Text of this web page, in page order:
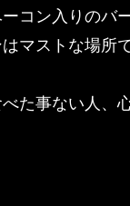
コン入りのバ
マストな場所
た事ない人、